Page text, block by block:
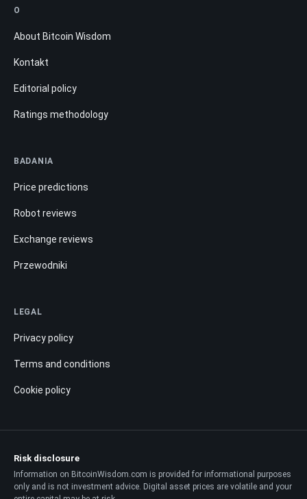
O
About Bitcoin Wisdom
Kontakt
Editorial policy
Ratings methodology
BADANIA
Price predictions
Robot reviews
Exchange reviews
Przewodniki
LEGAL
Privacy policy
Terms and conditions
Cookie policy
Risk disclosure
Information on BitcoinWisdom.com is provided for informational purposes
only and is not investment advice. Digital asset prices are volatile and your